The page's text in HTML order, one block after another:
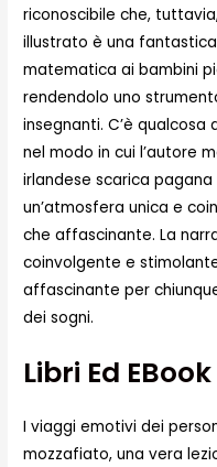
riconoscibile che,
illustrato è una
matematica ai bambini
rendendolo uno
insegnanti. C’è
nel modo in cui l’autore
irlandese scarica
un’atmosfera unica e
che affascinante. La
coinvolgente e
affascinante per
dei sogni.
Libri Ed
I viaggi emotivi dei
mozzafiato, una vera